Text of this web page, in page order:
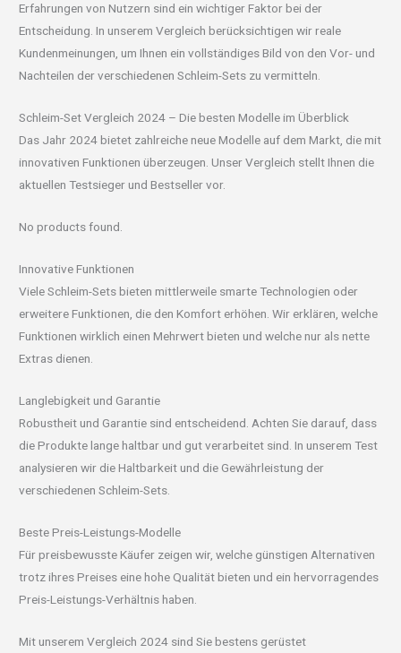
Erfahrungen von Nutzern sind ein wichtiger Faktor bei der
Entscheidung. In unserem Vergleich berücksichtigen wir reale
Kundenmeinungen, um Ihnen ein vollständiges Bild von den Vor- und
Nachteilen der verschiedenen Schleim-Sets zu vermitteln.
Schleim-Set Vergleich 2024 – Die besten Modelle im Überblick
Das Jahr 2024 bietet zahlreiche neue Modelle auf dem Markt, die mit
innovativen Funktionen überzeugen. Unser Vergleich stellt Ihnen die
aktuellen Testsieger und Bestseller vor.
No products found.
Innovative Funktionen
Viele Schleim-Sets bieten mittlerweile smarte Technologien oder
erweitere Funktionen, die den Komfort erhöhen. Wir erklären, welche
Funktionen wirklich einen Mehrwert bieten und welche nur als nette
Extras dienen.
Langlebigkeit und Garantie
Robustheit und Garantie sind entscheidend. Achten Sie darauf, dass
die Produkte lange haltbar und gut verarbeitet sind. In unserem Test
analysieren wir die Haltbarkeit und die Gewährleistung der
verschiedenen Schleim-Sets.
Beste Preis-Leistungs-Modelle
Für preisbewusste Käufer zeigen wir, welche günstigen Alternativen
trotz ihres Preises eine hohe Qualität bieten und ein hervorragendes
Preis-Leistungs-Verhältnis haben.
Mit unserem Vergleich 2024 sind Sie bestens gerüstet